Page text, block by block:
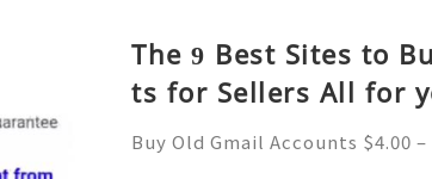
The 9 Best Sites to
ts for Sellers All for
Buy Old Gmail Accounts $4.00